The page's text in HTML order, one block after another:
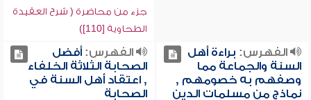
جزء من محاضرة ( شرح العقيدة
الطحاوية [110])
الفهرس: براءة أهل
السنة والجماعة مما
وصفهم به خصومهم ,
نماذج من مسلمات الدين
الفهرس:أفضل
الصحابة الثلاثة الخلفاء
, اعتقاد أهل السنة في
الصحابة